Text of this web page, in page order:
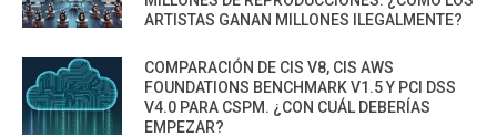
ARTISTAS GANAN MILLONES ILEGALMENTE?
COMPARACIÓN DE CIS V8, CIS AWS
FOUNDATIONS BENCHMARK V1.5 Y PCI DSS
V4.0 PARA CSPM. ¿CON CUÁL DEBERÍAS
EMPEZAR?